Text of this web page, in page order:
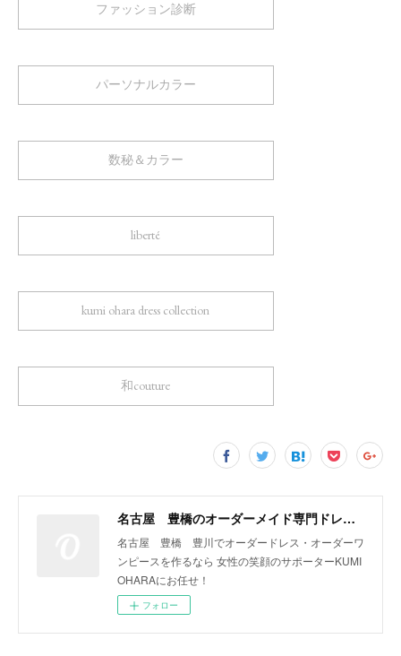
ファッション診断
パーソナルカラー
数秘＆カラー
liberté
kumi ohara dress collection
和couture
名古屋 豊橋のオーダーメイド専門ドレスデザイナー KUMI OHARA
名古屋 豊橋 豊川でオーダードレス・オーダーワ
ンピースを作るなら 女性の笑顔のサポーターKUMI
OHARAにお任せ！
フォロー